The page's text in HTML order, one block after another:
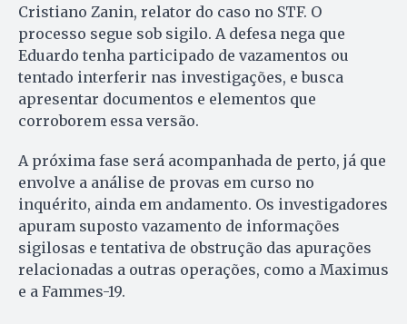
Cristiano Zanin, relator do caso no STF. O
processo segue sob sigilo. A defesa nega que
Eduardo tenha participado de vazamentos ou
tentado interferir nas investigações, e busca
apresentar documentos e elementos que
corroborem essa versão.
A próxima fase será acompanhada de perto, já que
envolve a análise de provas em curso no
inquérito, ainda em andamento. Os investigadores
apuram suposto vazamento de informações
sigilosas e tentativa de obstrução das apurações
relacionadas a outras operações, como a Maximus
e a Fammes-19.